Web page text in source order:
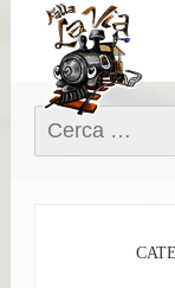
Cerca: